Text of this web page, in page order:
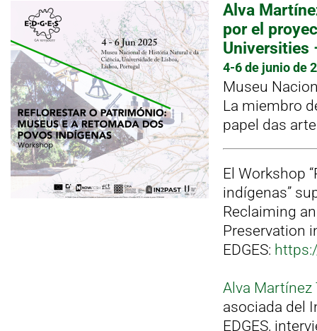
Alva
por el
Universities
4-6 de junio de
Museu
La miembro
papel das
El Workshop
indígenas”
Reclaiming
Preservation
EDGES:
Alva Martínez
asociada del
EDGES,